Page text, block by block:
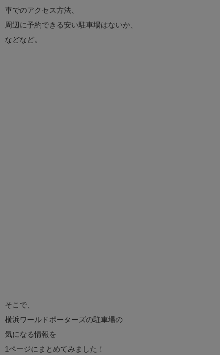
車でのアクセス方法、
周辺に予約できる安い駐車場はないか、
などなど。
そこで、
横浜ワールドポーターズの駐車場の
気になる情報を
1ページにまとめてみました！